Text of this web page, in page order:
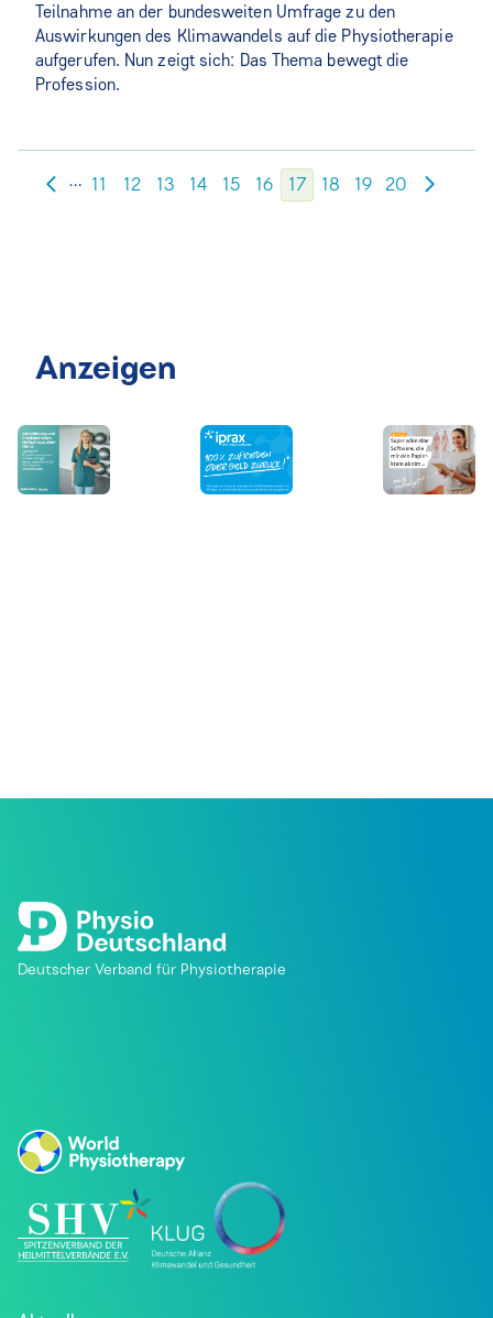
Teilnahme an der bundesweiten Umfrage zu den
Auswirkungen des Klimawandels auf die Physiotherapie
aufgerufen. Nun zeigt sich: Das Thema bewegt die
Profession.
… 12 13 14 15 16 17 18 19 20
Anzeigen
Deutscher Verband für Physiotherapie